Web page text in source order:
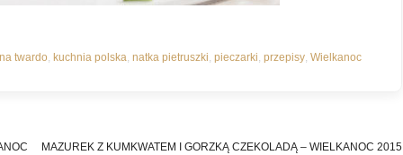
twardo, kuchnia polska, natka pietruszki, pieczarki, przepisy, Wielkanoc
MAZUREK Z KUMKWATEM I GORZKĄ CZEKOLADĄ – WIELKANOC 2015